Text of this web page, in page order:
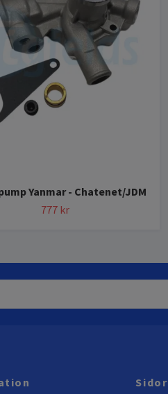
Yanmar - Chatenet/JDM
777 kr
Sidor